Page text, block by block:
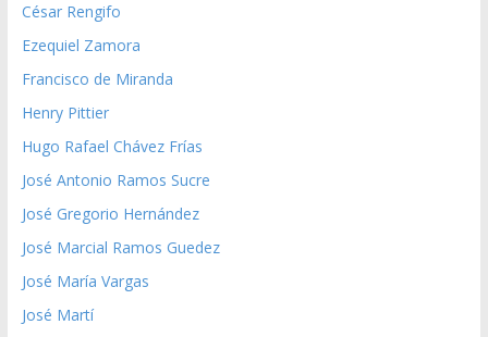
César Rengifo
Ezequiel Zamora
Francisco de Miranda
Henry Pittier
Hugo Rafael Chávez Frías
José Antonio Ramos Sucre
José Gregorio Hernández
José Marcial Ramos Guedez
José María Vargas
José Martí